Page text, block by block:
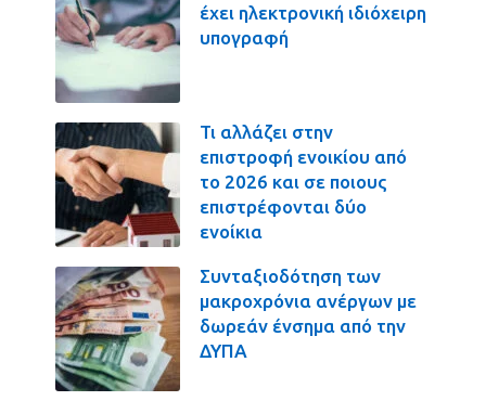
έχει ηλεκτρονική ιδιόχειρη
υπογραφή
Τι αλλάζει στην
επιστροφή ενοικίου από
το 2026 και σε ποιους
επιστρέφονται δύο
ενοίκια
Συνταξιοδότηση των
μακροχρόνια ανέργων με
δωρεάν ένσημα από την
ΔΥΠΑ